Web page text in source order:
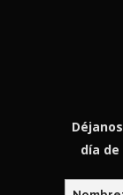
día